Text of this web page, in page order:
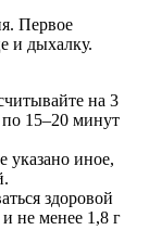
Первое
и дыхалку.
на 3
15–20 минут
указано иное,
здоровой
не менее 1,8 г